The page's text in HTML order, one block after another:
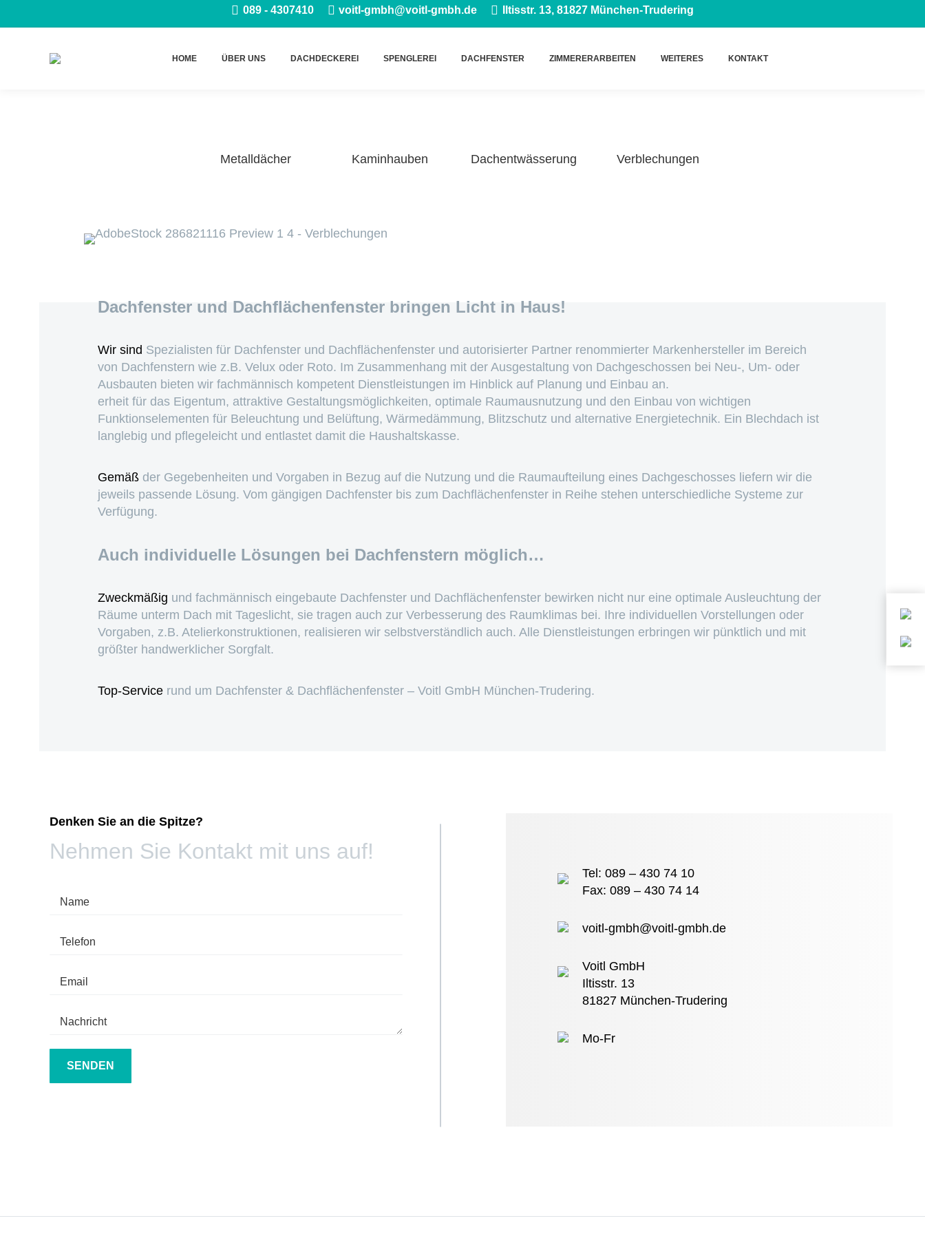
089 - 4307410 voitl-gmbh@voitl-gmbh.de Iltisstr. 13, 81827 München-Trudering
HOME ÜBER UNS DACHDECKEREI SPENGLEREI DACHFENSTER ZIMMERERARBEITEN WEITERES KONTAKT
Metalldächer Kaminhauben Dachentwässerung Verblechungen
Dachfenster und Dachflächenfenster bringen Licht in Haus!
Wir sind Spezialisten für Dachfenster und Dachflächenfenster und autorisierter Partner renommierter Markenhersteller im Bereich
von Dachfenstern wie z.B. Velux oder Roto. Im Zusammenhang mit der Ausgestaltung von Dachgeschossen bei Neu-, Um- oder
Ausbauten bieten wir fachmännisch kompetent Dienstleistungen im Hinblick auf Planung und Einbau an.
erheit für das Eigentum, attraktive Gestaltungsmöglichkeiten, optimale Raumausnutzung und den Einbau von wichtigen
Funktionselementen für Beleuchtung und Belüftung, Wärmedämmung, Blitzschutz und alternative Energietechnik. Ein Blechdach ist
langlebig und pflegeleicht und entlastet damit die Haushaltskasse.
Gemäß der Gegebenheiten und Vorgaben in Bezug auf die Nutzung und die Raumaufteilung eines Dachgeschosses liefern wir die
jeweils passende Lösung. Vom gängigen Dachfenster bis zum Dachflächenfenster in Reihe stehen unterschiedliche Systeme zur
Verfügung.
Auch individuelle Lösungen bei Dachfenstern möglich…
Zweckmäßig und fachmännisch eingebaute Dachfenster und Dachflächenfenster bewirken nicht nur eine optimale Ausleuchtung der
Räume unterm Dach mit Tageslicht, sie tragen auch zur Verbesserung des Raumklimas bei. Ihre individuellen Vorstellungen oder
Vorgaben, z.B. Atelierkonstruktionen, realisieren wir selbstverständlich auch. Alle Dienstleistungen erbringen wir pünktlich und mit
größter handwerklicher Sorgfalt.
Top-Service rund um Dachfenster & Dachflächenfenster – Voitl GmbH München-Trudering.
Denken Sie an die Spitze?
Nehmen Sie Kontakt mit uns auf!
Tel: 089 – 430 74 10
Fax: 089 – 430 74 14
voitl-gmbh@voitl-gmbh.de
Voitl GmbH
Iltisstr. 13
81827 München-Trudering
Mo-Fr